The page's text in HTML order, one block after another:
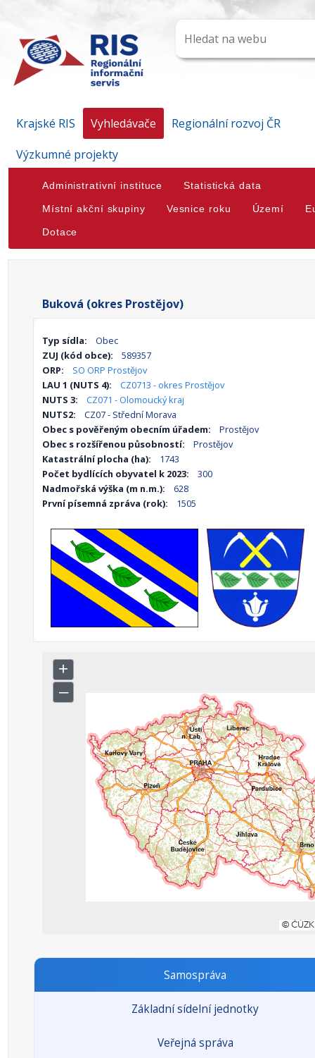
Krajské RIS Vyhledávače
Regionální rozvoj ČR
Výzkumné projekty
Administrativní instituce Statistická data
Místní akční skupiny Vesnice roku Území
Dotace
Buková (okres Prostějov)
Typ sídla:
Obec
ZUJ (kód obce):
589357
ORP:
SO ORP Prostějov
LAU 1 (NUTS 4):
CZ0713 - okres Prostějov
NUTS 3:
CZ071 - Olomoucký kraj
NUTS2:
CZ07 - Střední Morava
Obec s pověřeným obecním úřadem:
Prostějov
Obec s rozšířenou působností:
Prostějov
Katastrální plocha (ha):
1743
Počet bydlících obyvatel k 2023:
300
Nadmořská výška (m n.m.):
628
První písemná zpráva (rok):
1505
Samospráva
Základní sídelní jednotky
Veřejná správa